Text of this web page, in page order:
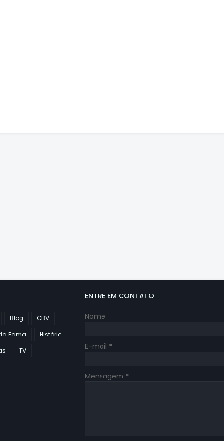
Blog
CBV
Fama
História
TV
ENTRE EM CONTATO
Nome
E-mail *
Mensagem *